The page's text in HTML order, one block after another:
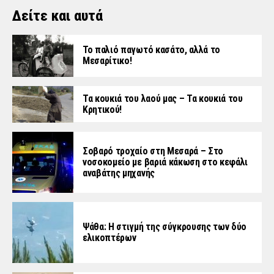
Δείτε και αυτά
Το παλιό παγωτό κασάτο, αλλά το
Μεσαρίτικο!
Τα κουκιά του λαού μας – Τα κουκιά του
Κρητικού!
Σοβαρό τροχαίο στη Μεσαρά – Στο
νοσοκομείο με βαριά κάκωση στο κεφάλι
αναβάτης μηχανής
Ψάθα: Η στιγμή της σύγκρουσης των δύο
ελικοπτέρων